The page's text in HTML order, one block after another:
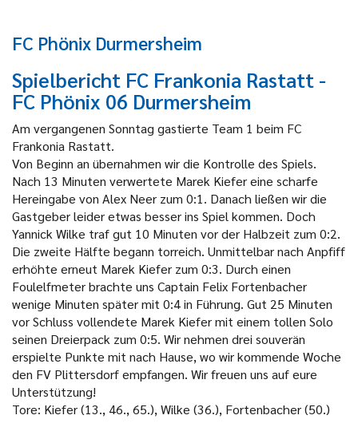
FC Phönix Durmersheim
Spielbericht FC Frankonia Rastatt -
FC Phönix 06 Durmersheim
Am vergangenen Sonntag gastierte Team 1 beim FC
Frankonia Rastatt.
Von Beginn an übernahmen wir die Kontrolle des Spiels.
Nach 13 Minuten verwertete Marek Kiefer eine scharfe
Hereingabe von Alex Neer zum 0:1. Danach ließen wir die
Gastgeber leider etwas besser ins Spiel kommen. Doch
Yannick Wilke traf gut 10 Minuten vor der Halbzeit zum 0:2.
Die zweite Hälfte begann torreich. Unmittelbar nach Anpfiff
erhöhte erneut Marek Kiefer zum 0:3. Durch einen
Foulelfmeter brachte uns Captain Felix Fortenbacher
wenige Minuten später mit 0:4 in Führung. Gut 25 Minuten
vor Schluss vollendete Marek Kiefer mit einem tollen Solo
seinen Dreierpack zum 0:5. Wir nehmen drei souverän
erspielte Punkte mit nach Hause, wo wir kommende Woche
den FV Plittersdorf empfangen. Wir freuen uns auf eure
Unterstützung!
Tore: Kiefer (13., 46., 65.), Wilke (36.), Fortenbacher (50.)